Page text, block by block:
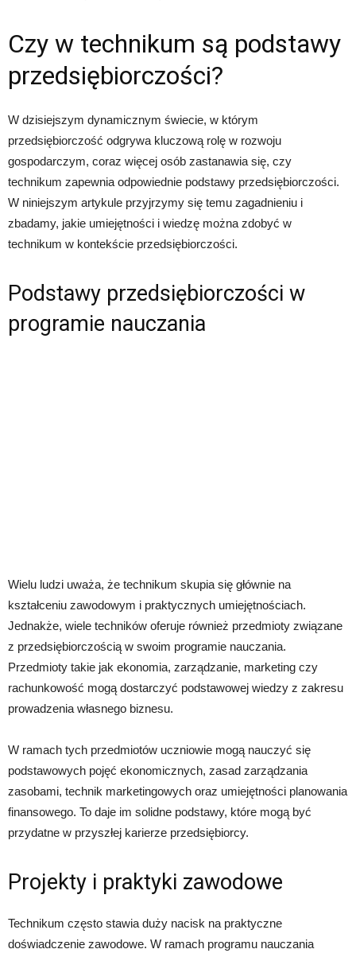
Czy w technikum są podstawy
przedsiębiorczości?
W dzisiejszym dynamicznym świecie, w którym
przedsiębiorczość odgrywa kluczową rolę w rozwoju
gospodarczym, coraz więcej osób zastanawia się, czy
technikum zapewnia odpowiednie podstawy przedsiębiorczości.
W niniejszym artykule przyjrzymy się temu zagadnieniu i
zbadamy, jakie umiejętności i wiedzę można zdobyć w
technikum w kontekście przedsiębiorczości.
Podstawy przedsiębiorczości w
programie nauczania
Wielu ludzi uważa, że technikum skupia się głównie na
kształceniu zawodowym i praktycznych umiejętnościach.
Jednakże, wiele techników oferuje również przedmioty związane
z przedsiębiorczością w swoim programie nauczania.
Przedmioty takie jak ekonomia, zarządzanie, marketing czy
rachunkowość mogą dostarczyć podstawowej wiedzy z zakresu
prowadzenia własnego biznesu.
W ramach tych przedmiotów uczniowie mogą nauczyć się
podstawowych pojęć ekonomicznych, zasad zarządzania
zasobami, technik marketingowych oraz umiejętności planowania
finansowego. To daje im solidne podstawy, które mogą być
przydatne w przyszłej karierze przedsiębiorcy.
Projekty i praktyki zawodowe
Technikum często stawia duży nacisk na praktyczne
doświadczenie zawodowe. W ramach programu nauczania